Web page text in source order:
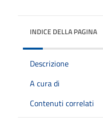
INDICE DELLA PAGINA
Descrizione
A cura di
Contenuti correlati